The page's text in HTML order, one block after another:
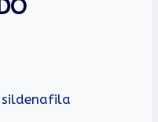
sildenafila